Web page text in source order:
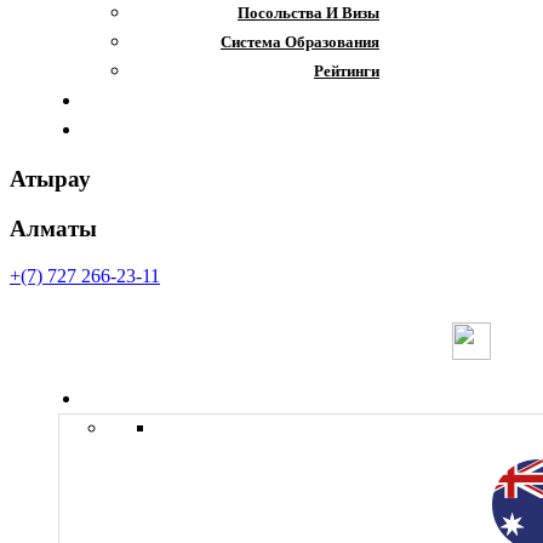
Посольства И Визы
Система Образования
Рейтинги
Атырау
Алматы
+(7) 727 266-23-11